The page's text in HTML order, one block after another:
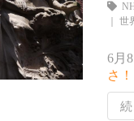
世
6月
さ！